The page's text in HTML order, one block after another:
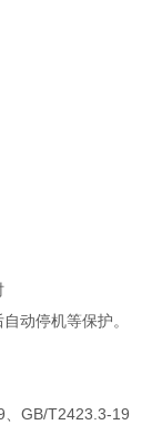
动停机等保护。
GB/T2423.3-19